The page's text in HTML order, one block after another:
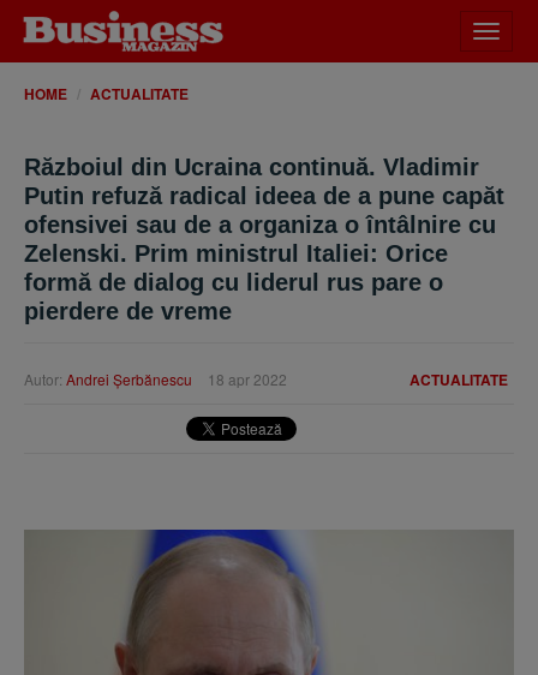
meniu
HOME ACTUALITATE
Războiul din Ucraina continuă. Vladimir
Putin refuză radical ideea de a pune capăt
ofensivei sau de a organiza o întâlnire cu
Zelenski. Prim ministrul Italiei: Orice
formă de dialog cu liderul rus pare o
pierdere de vreme
ACTUALITATE
Autor: Andrei Şerbănescu 18 apr 2022